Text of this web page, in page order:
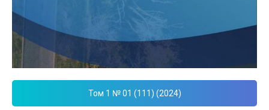
Том 1 № 01 (111) (2024)